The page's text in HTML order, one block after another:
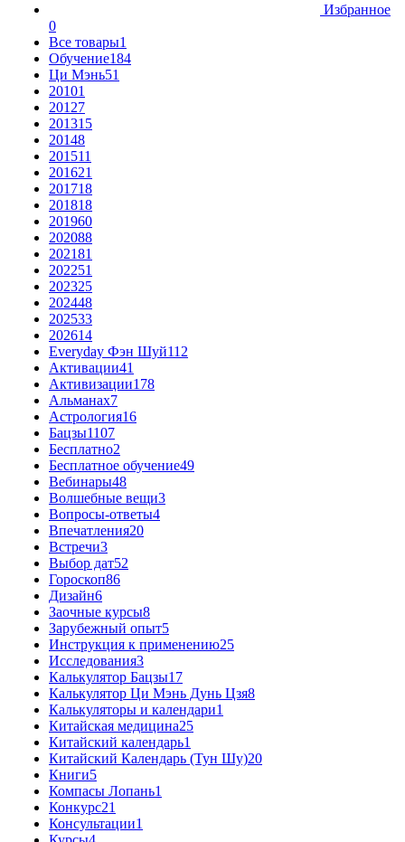
Избранное
0
Все товары1
Обучение184
Ци Мэнь51
20101
20127
201315
20148
201511
201621
201718
201818
201960
202088
202181
202251
202325
202448
202533
202614
Everyday Фэн Шуй112
Активации41
Активизации178
Альманах7
Астрология16
Бацзы1107
Бесплатно2
Бесплатное обучение49
Вебинары48
Волшебные вещи3
Вопросы-ответы4
Впечатления20
Встречи3
Выбор дат52
Гороскоп86
Дизайн6
Заочные курсы8
Зарубежный опыт5
Инструкция к применению25
Исследования3
Калькулятор Бацзы17
Калькулятор Ци Мэнь Дунь Цзя8
Калькуляторы и календари1
Китайская медицина25
Китайский календарь1
Китайский Календарь (Тун Шу)20
Книги5
Компасы Лопань1
Конкурс21
Консультации1